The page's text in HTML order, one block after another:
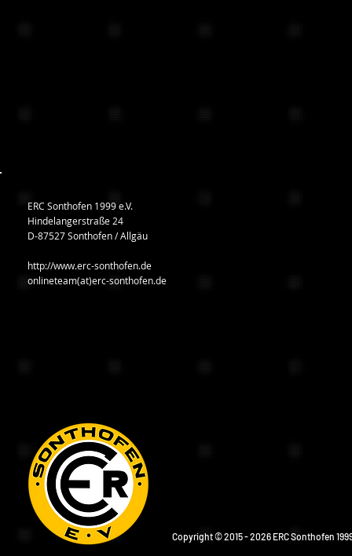
ERC Sonthofen 1999 e.V.
Hindelangerstraße 24
D-87527 Sonthofen / Allgäu
http://www.erc-sonthofen.de
onlineteam(at)erc-sonthofen.de
Copyright © 2015 - 2026 ERC Sonthofen